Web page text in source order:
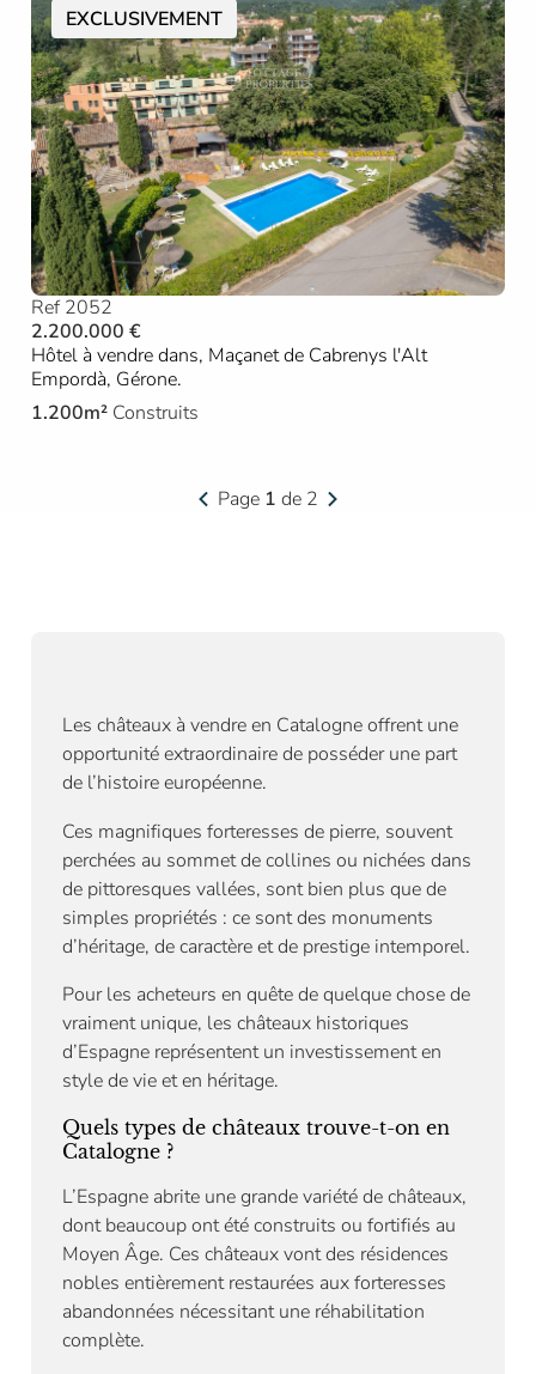
EXCLUSIVEMENT
Ref 2052
2.200.000 €
Hôtel à vendre dans, Maçanet de Cabrenys l'Alt
Empordà, Gérone.
1.200m² Construits
Page 1 de 2
Les châteaux à vendre en Catalogne offrent une
opportunité extraordinaire de posséder une part
de l’histoire européenne.
Ces magnifiques forteresses de pierre, souvent
perchées au sommet de collines ou nichées dans
de pittoresques vallées, sont bien plus que de
simples propriétés : ce sont des monuments
d’héritage, de caractère et de prestige intemporel.
Pour les acheteurs en quête de quelque chose de
vraiment unique, les châteaux historiques
d’Espagne représentent un investissement en
style de vie et en héritage.
Quels types de châteaux trouve-t-on en
Catalogne ?
L’Espagne abrite une grande variété de châteaux,
dont beaucoup ont été construits ou fortifiés au
Moyen Âge. Ces châteaux vont des résidences
nobles entièrement restaurées aux forteresses
abandonnées nécessitant une réhabilitation
complète.